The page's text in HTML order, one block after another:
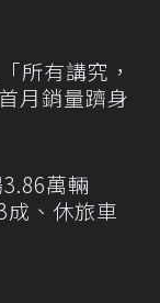
所有講究，
月銷量躋身
萬輛
、休旅車